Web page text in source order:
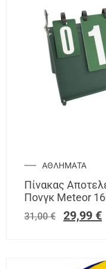
ΑΘΛΗΜΑΤΑ
Πίνακας
Πονγκ Meteor
31,00€ 29,99 €